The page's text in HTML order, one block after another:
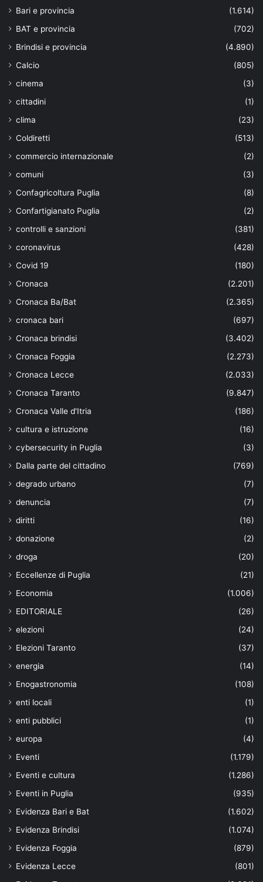
Bari e provincia
(1.614)
BAT e provincia
(702)
Brindisi e provincia
(4.890)
Calcio
(805)
cinema
(3)
cittadini
(1)
clima
(23)
Coldiretti
(513)
commercio internazionale
(2)
comuni
(3)
Confagricoltura Puglia
(8)
Confartigianato Puglia
(2)
controlli e sanzioni
(381)
coronavirus
(428)
Covid 19
(180)
Cronaca
(2.201)
Cronaca Ba/Bat
(2.365)
cronaca bari
(697)
Cronaca brindisi
(3.402)
Cronaca Foggia
(2.273)
Cronaca Lecce
(2.033)
Cronaca Taranto
(9.847)
Cronaca Valle d'Itria
(186)
cultura e istruzione
(16)
cybersecurity in Puglia
(3)
Dalla parte del cittadino
(769)
degrado urbano
(7)
denuncia
(7)
diritti
(16)
donazione
(2)
droga
(20)
Eccellenze di Puglia
(21)
Economia
(1.006)
EDITORIALE
(26)
elezioni
(24)
Elezioni Taranto
(37)
energia
(14)
Enogastronomia
(108)
enti locali
(1)
enti pubblici
(1)
europa
(4)
Eventi
(1.179)
Eventi e cultura
(1.286)
Eventi in Puglia
(935)
Evidenza Bari e Bat
(1.602)
Evidenza Brindisi
(1.074)
Evidenza Foggia
(879)
Evidenza Lecce
(801)